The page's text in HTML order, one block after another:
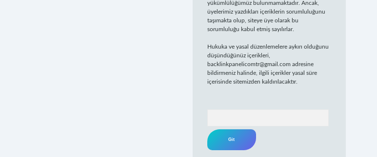
yükümlülüğümüz bulunmamaktadır. Ancak,
üyelerimiz yazdıkları içeriklerin sorumluluğunu
taşımakta olup, siteye üye olarak bu
sorumluluğu kabul etmiş sayılırlar.
Hukuka ve yasal düzenlemelere aykırı olduğunu
düşündüğünüz içerikleri,
backlinkpanelicomtr@gmail.com adresine
bildirmeniz halinde, ilgili içerikler yasal süre
içerisinde sitemizden kaldırılacaktır.